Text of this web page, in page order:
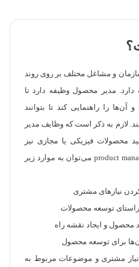
و مشاغل مختلف بر روی روند
مدیر محصول وظیفه دارد تا
و آن‌ها را راهنمایی کند تا بتوانند
لازم به ذکر است که وظایف مدیر
محصولات فیزیکی یا مجازی نیز
باشد. از مهم‌ترین وظایف یک product manager می‌توان به موارد زیر
نیازهای مشتری
توسعه محصولات
و ایجاد نقشه راه
برای توسعه محصول
مشتری و موضوعات مربوط به